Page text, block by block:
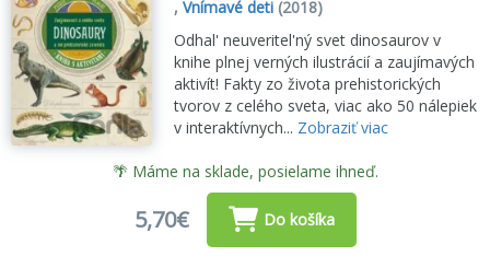
,Vnímavé deti (2018)
Odhal' neuveritel'ný svet dinosaurov v
knihe plnej verných ilustrácií a zaujímavých
aktivít! Fakty zo života prehistorických
tvorov z celého sveta, viac ako 50 nálepiek
v interaktívnych... Zobraziť viac
🌴 Máme na sklade, posielame ihneď.
5,70€ Do košíka